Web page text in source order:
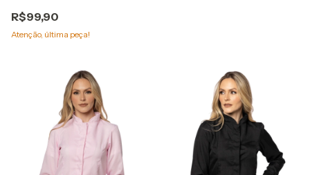
R$99,90
Atenção, última peça!